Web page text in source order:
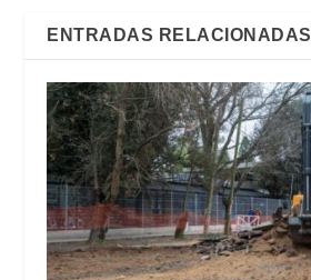
ENTRADAS RELACIONADAS